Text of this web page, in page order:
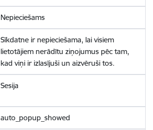
Nepieciešams
Sīkdatne ir nepieciešama, lai visiem
lietotājiem nerādītu ziņojumus pēc tam,
kad viņi ir izlasījuši un aizvēruši tos.
Sesija
auto_popup_showed